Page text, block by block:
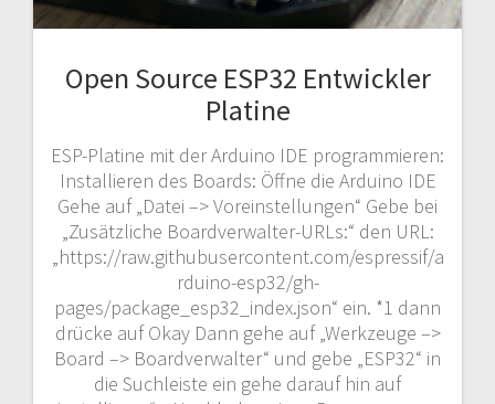
Open Source ESP32 Entwickler
Platine
ESP-Platine mit der Arduino IDE programmieren:
Installieren des Boards: Öffne die Arduino IDE
Gehe auf „Datei –> Voreinstellungen“ Gebe bei
„Zusätzliche Boardverwalter-URLs:“ den URL:
„https://raw.githubusercontent.com/espressif/a
rduino-esp32/gh-
pages/package_esp32_index.json“ ein. *1 dann
drücke auf Okay Dann gehe auf „Werkzeuge –>
Board –> Boardverwalter“ und gebe „ESP32“ in
die Suchleiste ein gehe darauf hin auf